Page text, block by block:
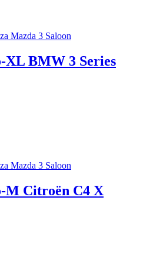
BMW 3 Series
Citroën C4 X